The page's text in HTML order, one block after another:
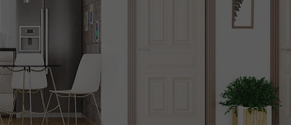
ไทย
yкраїнська